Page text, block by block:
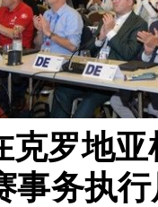
克罗地
事务执